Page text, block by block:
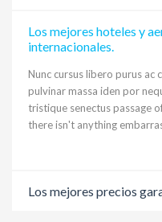
Los mejores hoteles y
internacionales.
Nunc cursus libero purus ac
pulvinar massa iden por
tristique senectus passage
there isn't anything
Los mejores precios